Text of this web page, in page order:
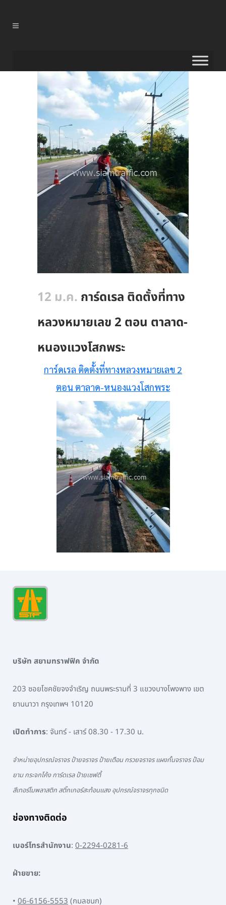
12 ม.ค. การ์ดเรล ติดตั้งที่ทาง
หลวงหมายเลข 2 ตอน ตาลาด-
หนองแวงโสกพระ
การ์ดเรล ติดตั้งที่ทางหลวงหมายเลข 2
ตอน ตาลาด-หนองแวงโสกพระ
บริษัท สยามทราฟฟิค จำกัด
203 ซอยโชคชัยจงจำเริญ ถนนพระรามที่ 3 แขวงบางโพงพาง เขต
ยานนาวา กรุงเทพฯ 10120
เปิดทำการ: จันทร์ - เสาร์ 08.30 - 17.30 น.
จำหน่ายอุปกรณ์จราจร ป้ายจราจร ป้ายเตือน กรวยจราจร แผงกั้นจราจร ป้อม
ยาม กระจกโค้ง การ์ดเรล ป้ายเซฟตี้
สีเทอร์โมพลาสติก สติ๊กเกอร์สะท้อนแสง อุปกรณ์จราจรทุกชนิด
ช่องทางติดต่อ
เบอร์โทรสำนักงาน: 0-2294-0281-6
ฝ่ายขาย:
• 06-6156-5553(กมลชนก)